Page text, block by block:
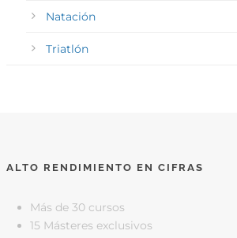
Natación
Triatlón
ALTO RENDIMIENTO EN CIFRAS
Más de 30 cursos
15 Másteres exclusivos